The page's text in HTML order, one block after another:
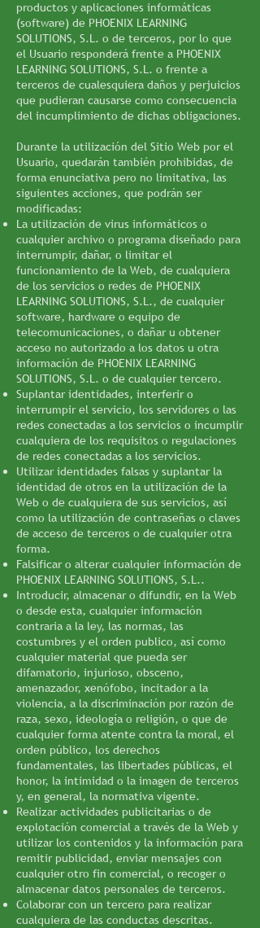
productos y aplicaciones informáticas
(software) de PHOENIX LEARNING
SOLUTIONS, S.L. o de terceros, por lo que
el Usuario responderá frente a PHOENIX
LEARNING SOLUTIONS, S.L. o frente a
terceros de cualesquiera daños y perjuicios
que pudieran causarse como consecuencia
del incumplimiento de dichas obligaciones.
Durante la utilización del Sitio Web por el
Usuario, quedarán también prohibidas, de
forma enunciativa pero no limitativa, las
siguientes acciones, que podrán ser
modificadas:
La utilización de virus informáticos o
cualquier archivo o programa diseñado para
interrumpir, dañar, o limitar el
funcionamiento de la Web, de cualquiera
de los servicios o redes de PHOENIX
LEARNING SOLUTIONS, S.L., de cualquier
software, hardware o equipo de
telecomunicaciones, o dañar u obtener
acceso no autorizado a los datos u otra
información de PHOENIX LEARNING
SOLUTIONS, S.L. o de cualquier tercero.
Suplantar identidades, interferir o
interrumpir el servicio, los servidores o las
redes conectadas a los servicios o incumplir
cualquiera de los requisitos o regulaciones
de redes conectadas a los servicios.
Utilizar identidades falsas y suplantar la
identidad de otros en la utilización de la
Web o de cualquiera de sus servicios, así
como la utilización de contraseñas o claves
de acceso de terceros o de cualquier otra
forma.
Falsificar o alterar cualquier información de
PHOENIX LEARNING SOLUTIONS, S.L..
Introducir, almacenar o difundir, en la Web
o desde esta, cualquier información
contraria a la ley, las normas, las
costumbres y el orden publico, así como
cualquier material que pueda ser
difamatorio, injurioso, obsceno,
amenazador, xenófobo, incitador a la
violencia, a la discriminación por razón de
raza, sexo, ideología o religión, o que de
cualquier forma atente contra la moral, el
orden público, los derechos
fundamentales, las libertades públicas, el
honor, la intimidad o la imagen de terceros
y, en general, la normativa vigente.
Realizar actividades publicitarias o de
explotación comercial a través de la Web y
utilizar los contenidos y la información para
remitir publicidad, enviar mensajes con
cualquier otro fin comercial, o recoger o
almacenar datos personales de terceros.
Colaborar con un tercero para realizar
cualquiera de las conductas descritas.